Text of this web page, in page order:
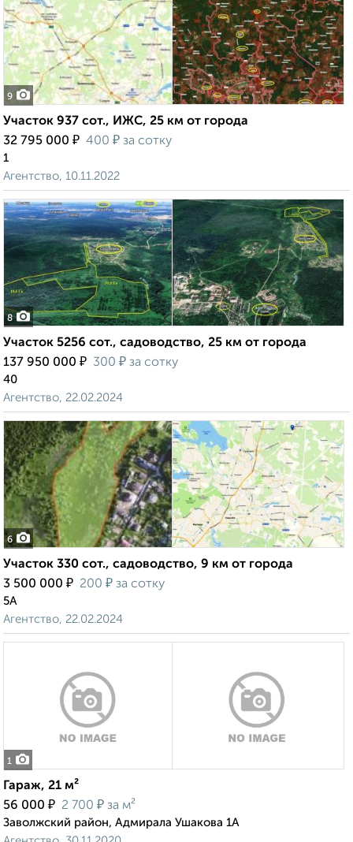
9
Участок 937 сот., ИЖС, 25 км от города
32 795 000 ₽ 400 ₽ за сотку
1
Агентство, 10.11.2022
8
Участок 5256 сот., садоводство, 25 км от города
137 950 000 ₽ 300 ₽ за сотку
40
Агентство, 22.02.2024
6
Участок 330 сот., садоводство, 9 км от города
3 500 000 ₽ 200 ₽ за сотку
5А
Агентство, 22.02.2024
1
Гараж, 21 м²
56 000 ₽ 2 700 ₽ за м²
Заволжский район, Адмирала Ушакова 1А